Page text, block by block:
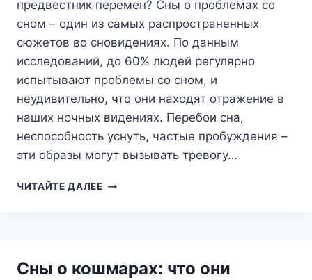
предвестник перемен? Сны о проблемах со
сном – один из самых распространенных
сюжетов во сновидениях. По данным
исследований, до 60% людей регулярно
испытывают проблемы со сном, и
неудивительно, что они находят отражение в
наших ночных видениях. Перебои сна,
неспособность уснуть, частые пробуждения –
эти образы могут вызывать тревогу…
ЧИТАЙТЕ ДАЛЕЕСОН
ИЛИ
Сны о кошмарах: что они